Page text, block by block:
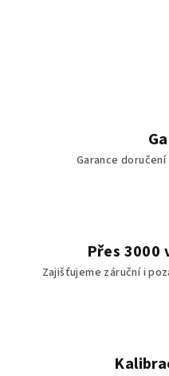
Garance
Přes 3000
Zajišťujeme záruční i